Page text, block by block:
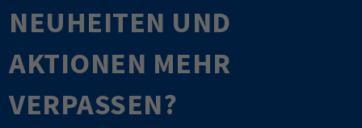
NEUHEITEN UND
AKTIONEN MEHR
VERPASSEN?